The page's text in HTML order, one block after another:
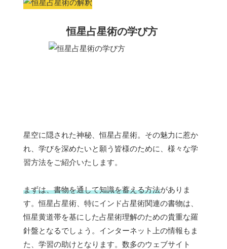
恒星占星術の学び方
星空に隠された神秘、恒星占星術。その魅力に惹か
れ、学びを深めたいと願う皆様のために、様々な学
習方法をご紹介いたします。
まずは、書物を通して知識を蓄える方法がありま
す。恒星占星術、特にインド占星術関連の書物は、
恒星黄道帯を基にした占星術理解のための貴重な羅
針盤となるでしょう。インターネット上の情報もま
た、学習の助けとなります。数多のウェブサイト